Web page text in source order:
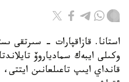
استانا. قازاقپارات - سىرتقى
وكىلى ايبەك سمادياروۆ
قانداي ايىپ تاعىلعانىن